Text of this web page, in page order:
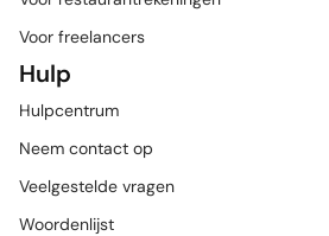
Voor freelancers
Hulp
Hulpcentrum
Neem contact op
Veelgestelde vragen
Woordenlijst